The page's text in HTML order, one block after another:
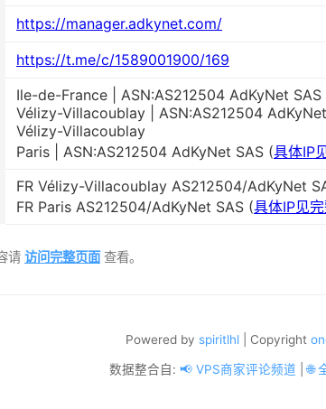
https://manager.adkynet.com/
https://t.me/c/1589001900/169
Ile-de-France | ASN:AS212504 AdKyNet SAS
Vélizy-Villacoublay | ASN:AS212504
Vélizy-Villacoublay
Paris | ASN:AS212504 AdKyNet SAS (具体IP
FR Vélizy-Villacoublay AS212504/AdKyNet
FR Paris AS212504/AdKyNet SAS (具体IP见
请 访问完整页面查看。
Powered by spiritlhl| Copyright
数据整合自: 📢 VPS商家评论频道 |🌐